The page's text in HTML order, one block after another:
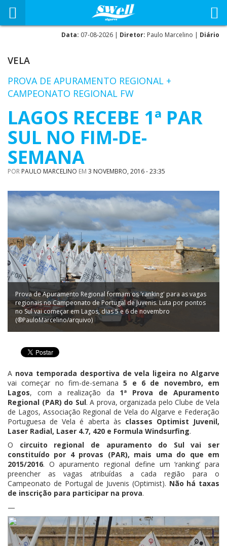
Data: 07-08-2026 | Diretor: Paulo Marcelino | Diário
VELA
PROVA DE APURAMENTO REGIONAL +
CAMPEONATO REGIONAL FW
LAGOS RECEBE 1ª PAR
SUL NO FIM-DE-
SEMANA
POR PAULO MARCELINO EM 3 NOVEMBRO, 2016 - 23:35
Prova de Apuramento Regional formam os 'ranking' para as vagas
regionais no Campeonato de Portugal de Juvenis. Luta por pontos
no Sul vai começar em Lagos, dias 5 e 6 de novembro
(®PauloMarcelino/arquivo)
A nova temporada desportiva de vela ligeira no Algarve
vai começar no fim-de-semana5 e 6 de novembro, em
Lagos, com a realização da 1ª Prova de Apuramento
Regional (PAR) do Sul. A prova, organizada pelo Clube de Vela
de Lagos, Associação Regional de Vela do Algarve e Federação
Portuguesa de Vela é aberta às classes Optimist Juvenil,
Laser Radial, Laser 4.7, 420 e Formula Windsurfing.
O circuito regional de apuramento do Sul vai ser
constituído por 4 provas (PAR), mais uma do que em
2015/2016. O apuramento regional define um ‘ranking’ para
preencher as vagas atribuídas a cada região para o
Campeonato de Portugal de Juvenis (Optimist). Não há taxas
de inscrição para participar na prova.
—